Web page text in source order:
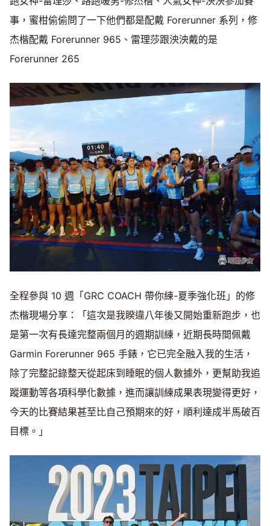
事，蜜柑偷偷問了一下他們都是配戴 Forerunner 系列，修
杰楷配戴 Forerunner 965、雷理莎跟泱泱戴的是
Forerunner 265
全程參與 10 週「GRC COACH 帶你練-夏季強化班」的修
杰楷現場分享：「這次是我睽違八年後又開始重新跑步，也
是第一次有長達完整兩個月的週期訓練，近期長時間佩戴
Garmin Forerunner 965 手錶，它已完全融入我的生活，
除了完整記錄整天從起床到睡眠的個人數據外，更幫助我追
蹤運動等各項科學化數據，進而讓訓練成果表現變得更好，
今天的比賽結果甚至比自己預期來的好，順利達成半馬破百
目標。」